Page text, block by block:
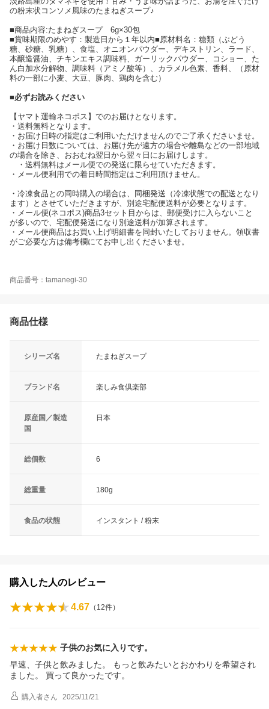
の粉末状コンソメ風味のたまねぎスープ♪
■商品内容:たまねぎスープ 6g×30包
■賞味期限のめやす：製造日から１年以内■原材料名：糖類（ぶどう
糖、砂糖、乳糖）、食塩、オニオンパウダー、デキストリン、ラード、
本醸造醤油、チキンエキス調味料、ガーリックパウダー、コショー、た
ん白加水分解物、調味料（アミノ酸等）、カラメル色素、香料、（原材
料の一部に小麦、大豆、豚肉、鶏肉を含む）
■必ずお読みください
【ヤマト運輸ネコポス】でのお届けとなります。
・ 送料無料となります。
・お届け日時の指定はご利用いただけませんのでご了承くださいませ。
・お届け日数については、お届け先が遠方の場合や離島などの一部地域
の場合を除き、おおむね翌日から翌々日にお届けします。
・送料無料はメール便での発送に限らせていただきます。
・メール便利用での着日時間指定はご利用頂けません。
・冷凍食品との同時購入の場合は、同梱発送（冷凍状態での配送となり
ます）とさせていただきますが、別途宅配便送料が必要となります。
・メール便(ネコポス)商品3セット目からは、郵便受けに入らないこと
が多いので、宅配便発送になり別途送料が加算されます。
・メール便商品はお買い上げ明細書を同封いたしておりません。領収書
がご必要な方は備考欄にてお申し出くださいませ。
商品番号：tamanegi-30
商品仕様
シリーズ名 たまねぎスープ
ブランド名 楽しみ食倶楽部
原産国／製造
国
日本
総個数 6
総重量 180g
食品の状態 インスタント / 粉末
購入した人のレビュー
4.67 （ 12件）
子供のお気に入りです。
早速、子供と飲みました。 もっと飲みたいとおかわりを希望され
ました。 買って良かったです。
購入者さん 2025/11/21